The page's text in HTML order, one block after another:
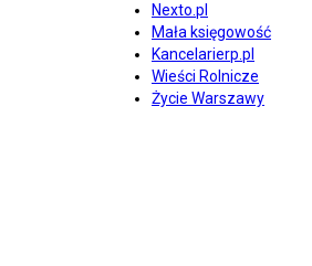
Nexto.pl
Mała księgowość
Kancelarierp.pl
Wieści Rolnicze
Życie Warszawy